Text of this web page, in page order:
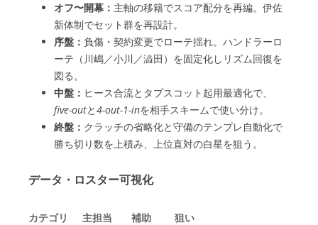
オフ〜開幕： 主軸の移籍でスコア配分を再編。伊佐
新体制でセット群を再設計。
序盤： 負傷・契約変更でローテ揺れ。ハンドラーロ
ーテ（川嶋／小川／澁田）を固定化しリズム回復を
図る。
中盤： ヒース合流とタプスコット起用最適化で、
five-outと4-out-1-inを相手スキームで使い分け。
終盤： クラッチの省略化と守備のテンプレ自動化で
勝ち切り数を上積み、上位直対の白星を狙う。
データ・ロスター可視化
カテゴリ 主担当 補助 狙い